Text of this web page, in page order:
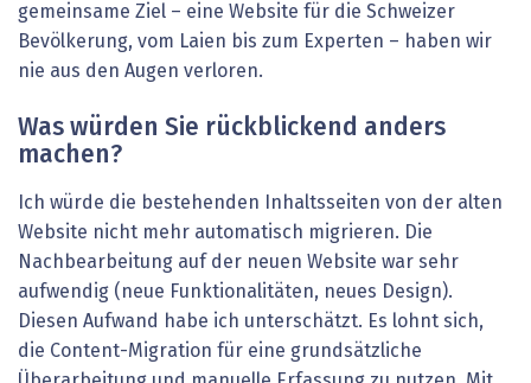
gemeinsame Ziel – eine Website für die Schweizer
Bevölkerung, vom Laien bis zum Experten – haben wir
nie aus den Augen verloren.
Was würden Sie rückblickend anders
machen?
Ich würde die bestehenden Inhaltsseiten von der alten
Website nicht mehr automatisch migrieren. Die
Nachbearbeitung auf der neuen Website war sehr
aufwendig (neue Funktionalitäten, neues Design).
Diesen Aufwand habe ich unterschätzt. Es lohnt sich,
die Content-Migration für eine grundsätzliche